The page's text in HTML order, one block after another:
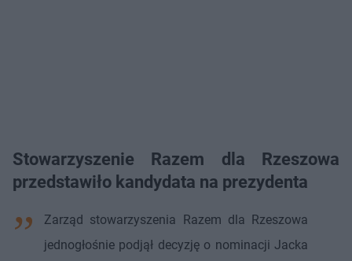
Stowarzyszenie Razem dla Rzeszowa
przedstawiło kandydata na prezydenta
Zarząd stowarzyszenia Razem dla Rzeszowa
jednogłośnie podjął decyzję o nominacji Jacka